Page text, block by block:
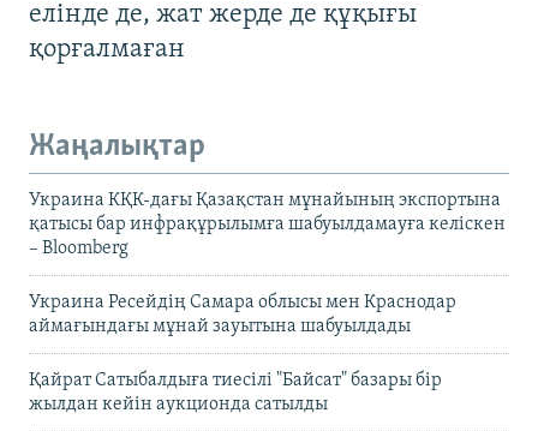
елінде де, жат жерде де құқығы
қорғалмаған
Жаңалықтар
Украина КҚК-дағы Қазақстан мұнайының экспортына
қатысы бар инфрақұрылымға шабуылдамауға келіскен
– Bloomberg
Украина Ресейдің Самара облысы мен Краснодар
аймағындағы мұнай зауытына шабуылдады
Қайрат Сатыбалдыға тиесілі "Байсат" базары бір
жылдан кейін аукционда сатылды